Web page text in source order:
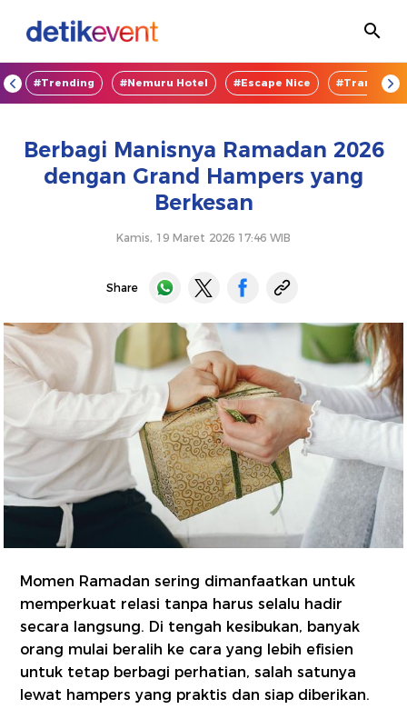
#Trending #Nemuru Hotel #Escape Nice
Berbagi Manisnya Ramadan 2026
dengan Grand Hampers yang
Berkesan
Kamis, 19 Maret 2026 17:46 WIB
Share
Momen Ramadan sering dimanfaatkan untuk
memperkuat relasi tanpa harus selalu hadir
secara langsung. Di tengah kesibukan, banyak
orang mulai beralih ke cara yang lebih efisien
untuk tetap berbagi perhatian, salah satunya
lewat hampers yang praktis dan siap diberikan.